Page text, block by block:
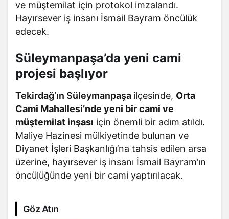
ve müştemilat için protokol imzalandı.
Hayırsever iş insanı İsmail Bayram öncülük
edecek.
Süleymanpaşa’da yeni cami
projesi başlıyor
Tekirdağ’ın Süleymanpaşa ilçesinde, Orta
Cami Mahallesi’nde yeni bir cami ve
müştemilat inşası için önemli bir adım atıldı.
Maliye Hazinesi mülkiyetinde bulunan ve
Diyanet İşleri Başkanlığı’na tahsis edilen arsa
üzerine, hayırsever iş insanı İsmail Bayram’ın
öncülüğünde yeni bir cami yaptırılacak.
Göz Atın